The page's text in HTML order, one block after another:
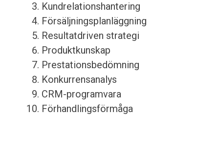
Kundrelationshantering
Försäljningsplanläggning
Resultatdriven strategi
Produktkunskap
Prestationsbedömning
Konkurrensanalys
CRM-programvara
Förhandlingsförmåga